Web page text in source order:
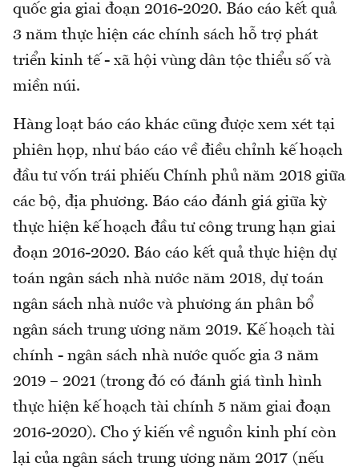
quốc gia giai đoạn 2016-2020. Báo cáo kết quả
3 năm thực hiện các chính sách hỗ trợ phát
triển kinh tế - xã hội vùng dân tộc thiểu số và
miền núi.
Hàng loạt báo cáo khác cũng được xem xét tại
phiên họp, như báo cáo về điều chỉnh kế hoạch
đầu tư vốn trái phiếu Chính phủ năm 2018 giữa
các bộ, địa phương. Báo cáo đánh giá giữa kỳ
thực hiện kế hoạch đầu tư công trung hạn giai
đoạn 2016-2020. Báo cáo kết quả thực hiện dự
toán ngân sách nhà nước năm 2018, dự toán
ngân sách nhà nước và phương án phân bổ
ngân sách trung ương năm 2019. Kế hoạch tài
chính - ngân sách nhà nước quốc gia 3 năm
2019 – 2021 (trong đó có đánh giá tình hình
thực hiện kế hoạch tài chính 5 năm giai đoạn
2016-2020). Cho ý kiến về nguồn kinh phí còn
lại của ngân sách trung ương năm 2017 (nếu